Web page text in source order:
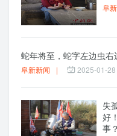
阜
蛇年将至，蛇字左边虫右
阜新新闻 | 2025-01-
失
好
事？